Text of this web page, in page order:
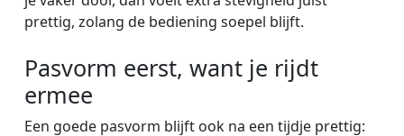
prettig, zolang de bediening soepel blijft.
Pasvorm eerst, want je rijdt
ermee
Een goede pasvorm blijft ook na een tijdje prettig: